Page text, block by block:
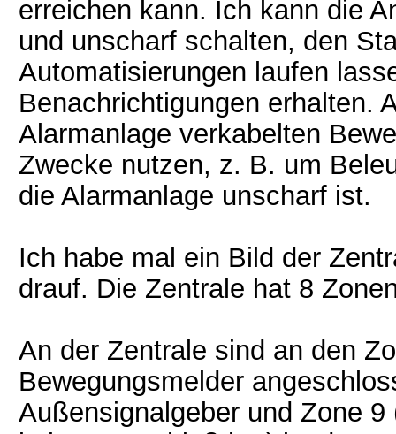
erreichen kann. Ich kann die
und unscharf schalten, den
Automatisierungen laufen
Benachrichtigungen erhalten.
Alarmanlage verkabelten
Zwecke nutzen, z. B. um
die Alarmanlage unscharf ist.
Ich habe mal ein Bild der
drauf. Die Zentrale hat 8
An der Zentrale sind an den
Bewegungsmelder
Außensignalgeber und Zone